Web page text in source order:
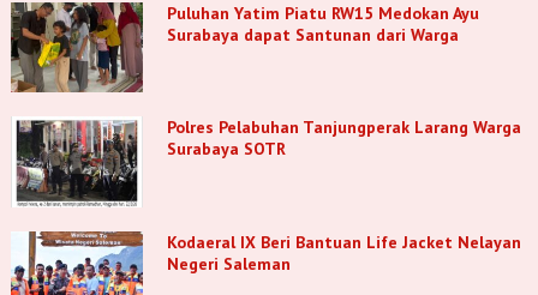
Puluhan Yatim Piatu RW15 Medokan Ayu
Surabaya dapat Santunan dari Warga
Polres Pelabuhan Tanjungperak Larang Warga
Surabaya SOTR
Kodaeral IX Beri Bantuan Life Jacket Nelayan
Negeri Saleman